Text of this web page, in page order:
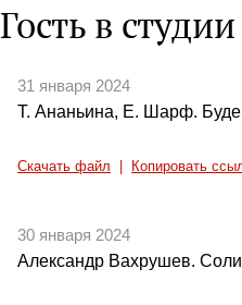
Гость в студии
31 января 2024
Т. Ананьина, Е. Шарф.
Скачать файл Копировать
30 января 2024
Александр Вахрушев.